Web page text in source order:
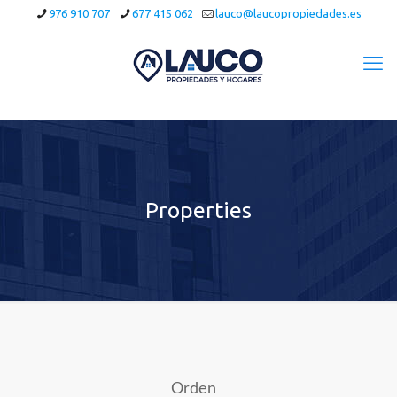
976 910 707 677 415 062 lauco@laucopropiedades.es
Properties
Orden